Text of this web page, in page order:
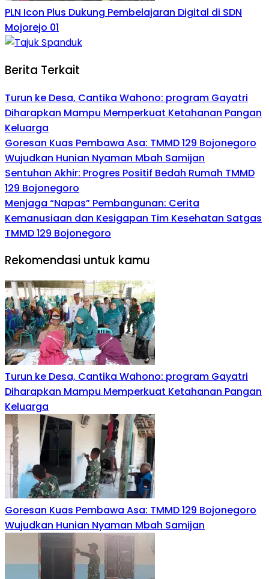
PLN Icon Plus Dukung Pembelajaran Digital di SDN
Mojorejo 01
Berita Terkait
Turun ke Desa, Cantika Wahono: program Gayatri
Diharapkan Mampu Memperkuat Ketahanan Pangan
Keluarga
Goresan Kuas Pembawa Asa: TMMD 129 Bojonegoro
Wujudkan Hunian Nyaman Mbah Samijan
Sentuhan Akhir: Progres Positif Bedah Rumah TMMD
129 Bojonegoro
Menjaga “Napas” Pembangunan: Cerita
Kemanusiaan dan Kesigapan Tim Kesehatan Satgas
TMMD 129 Bojonegoro
Rekomendasi untuk kamu
Turun ke Desa, Cantika Wahono: program Gayatri
Diharapkan Mampu Memperkuat Ketahanan Pangan
Keluarga
Goresan Kuas Pembawa Asa: TMMD 129 Bojonegoro
Wujudkan Hunian Nyaman Mbah Samijan